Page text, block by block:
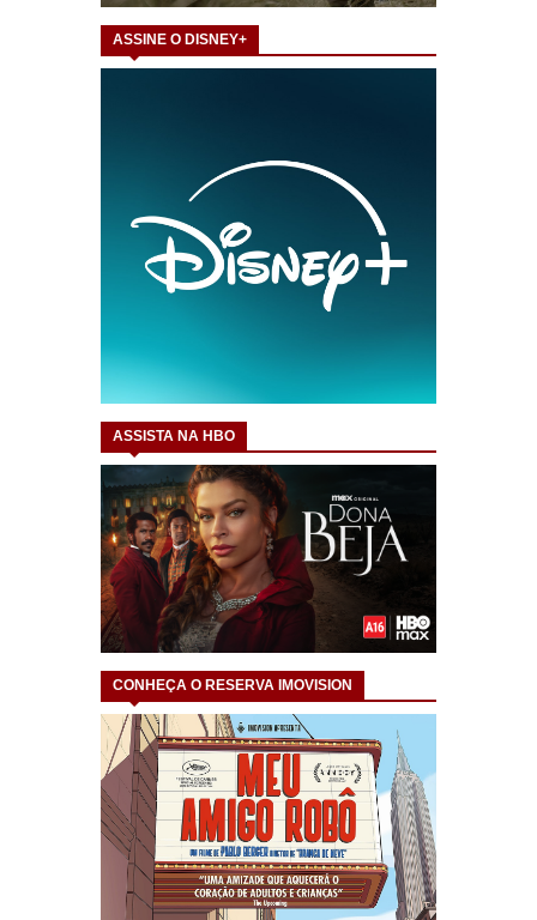
ASSINE O DISNEY+
ASSISTA NA HBO
CONHEÇA O RESERVA IMOVISION